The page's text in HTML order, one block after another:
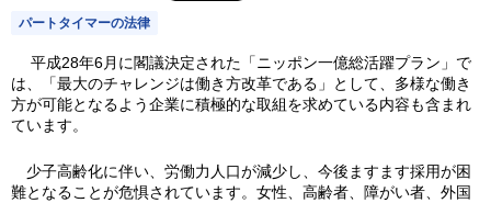
パートタイマーの法律
平成28年6月に閣議決定された「ニッポン一億総活躍プラン」で
は、「最大のチャレンジは働き方改革である」として、多様な働き
方が可能となるよう企業に積極的な取組を求めている内容も含まれ
ています。
少子高齢化に伴い、労働力人口が減少し、今後ますます採用が困
難となることが危惧されています。女性、高齢者、障がい者、外国